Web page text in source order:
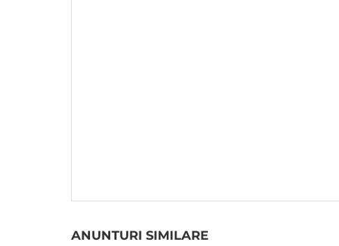
ANUNTURI SIMILARE